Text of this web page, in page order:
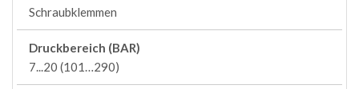
Schraubklemmen
Druckbereich (BAR)
7...20 (101…290)